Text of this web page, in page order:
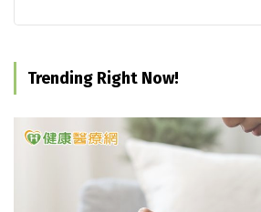
Trending Right Now!